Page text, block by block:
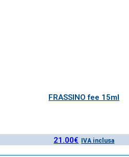
FRASSINO fee 15ml
21.00€ IVA inclusa